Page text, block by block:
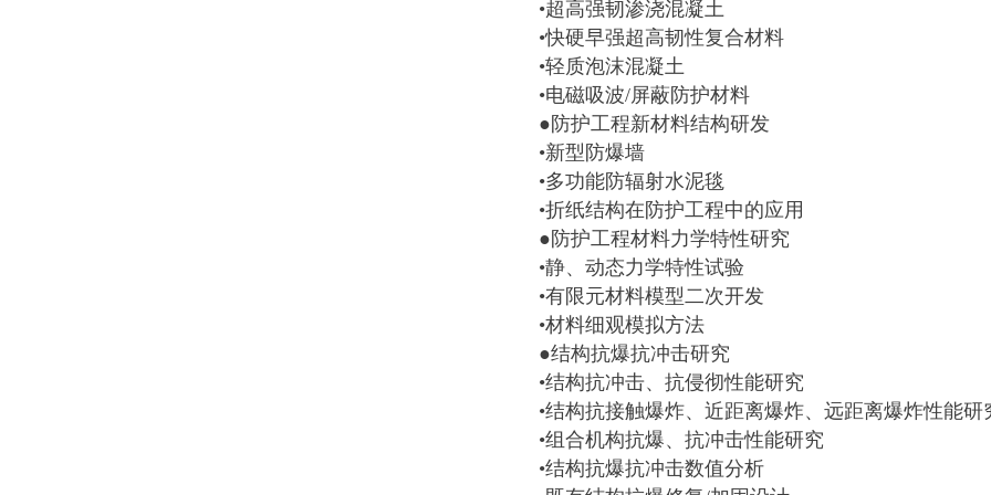
•超高强韧渗浇混凝土
•快硬早强超高韧性复合材料
•轻质泡沫混凝土
•电磁吸波/屏蔽防护材料
●防护工程新材料结构研发
•新型防爆墙
•多功能防辐射水泥毯
•折纸结构在防护工程中的应用
●防护工程材料力学特性研究
•静、动态力学特性试验
•有限元材料模型二次开发
•材料细观模拟方法
●结构抗爆抗冲击研究
•结构抗冲击、抗侵彻性能研究
•结构抗接触爆炸、近距离爆炸、远距离爆炸性能研
•组合机构抗爆、抗冲击性能研究
•结构抗爆抗冲击数值分析